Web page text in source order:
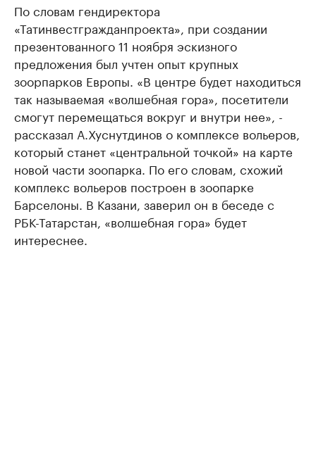
По словам гендиректора
«Татинвестгражданпроекта», при создании
презентованного 11 ноября эскизного
предложения был учтен опыт крупных
зоорпарков Европы. «В центре будет находиться
так называемая «волшебная гора», посетители
смогут перемещаться вокруг и внутри нее», -
рассказал А.Хуснутдинов о комплексе вольеров,
который станет «центральной точкой» на карте
новой части зоопарка. По его словам, схожий
комплекс вольеров построен в зоопарке
Барселоны. В Казани, заверил он в беседе с
РБК-Татарстан, «волшебная гора» будет
интереснее.